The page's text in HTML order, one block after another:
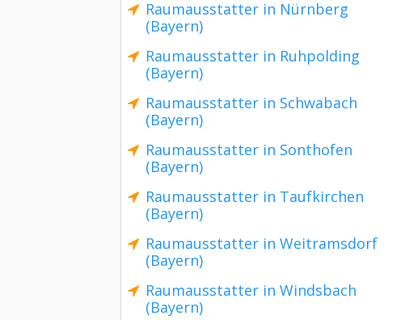
Raumausstatter in Nürnberg
(Bayern)
Raumausstatter in Ruhpolding
(Bayern)
Raumausstatter in Schwabach
(Bayern)
Raumausstatter in Sonthofen
(Bayern)
Raumausstatter in Taufkirchen
(Bayern)
Raumausstatter in Weitramsdorf
(Bayern)
Raumausstatter in Windsbach
(Bayern)